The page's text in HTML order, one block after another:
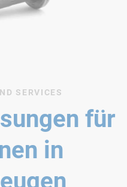
SERVICES
für
in